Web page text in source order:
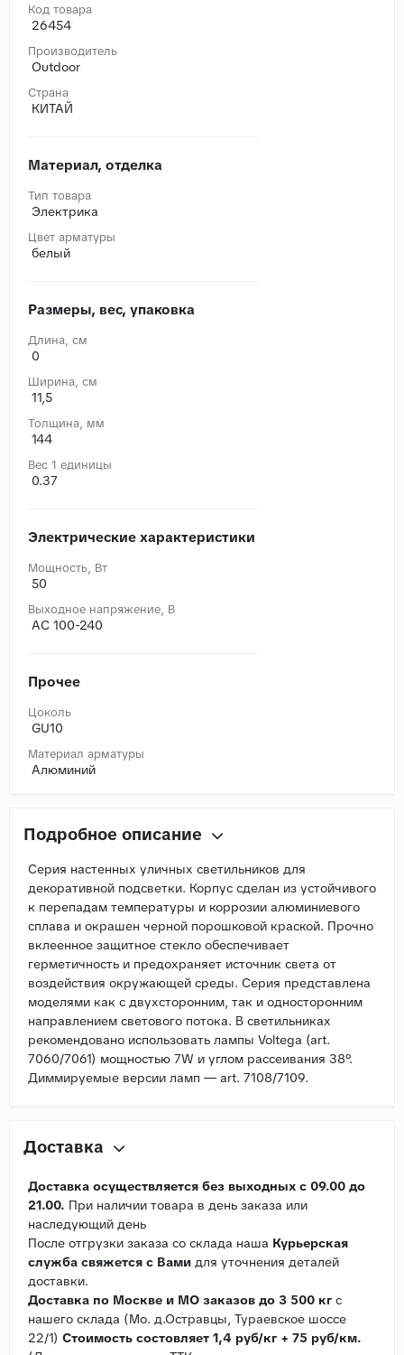
Код товара
26454
Производитель
Outdoor
Страна
КИТАЙ
Материал, отделка
Тип товара
Электрика
Цвет арматуры
белый
Размеры, вес, упаковка
Длина, cм
0
Ширина, cм
11,5
Толщина, мм
144
Вес 1 единицы
0.37
Электрические характеристики
Мощность, Вт
50
Выходное напряжение, В
AC 100-240
Прочее
Цоколь
GU10
Материал арматуры
Алюминий
Подробное описание
Серия настенных уличных светильников для
декоративной подсветки. Корпус сделан из устойчивого
к перепадам температуры и коррозии алюминиевого
сплава и окрашен черной порошковой краской. Прочно
вклеенное защитное стекло обеспечивает
герметичность и предохраняет источник света от
воздействия окружающей среды. Серия представлена
моделями как с двухсторонним, так и односторонним
направлением светового потока. В светильниках
рекомендовано использовать лампы Voltega (art.
7060/7061) мощностью 7W и углом рассеивания 38°.
Диммируемые версии ламп — art. 7108/7109.
Доставка
Доставка осуществляется без выходных с 09.00 до
21.00. При наличии товара в день заказа или
наследующий день
После отгрузки заказа со склада наша Курьерская
служба свяжется с Вами для уточнения деталей
доставки.
Доставка по Москве и МО заказов до 3 500 кг с
нашего склада (Мо. д.Остравцы, Тураевское шоссе
22/1) Стоимость состовляет 1,4 руб/кг + 75 руб/км.